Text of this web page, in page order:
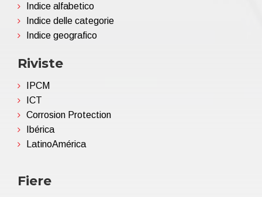
Indice alfabetico
Indice delle categorie
Indice geografico
Riviste
IPCM
ICT
Corrosion Protection
Ibérica
LatinoAmérica
Fiere